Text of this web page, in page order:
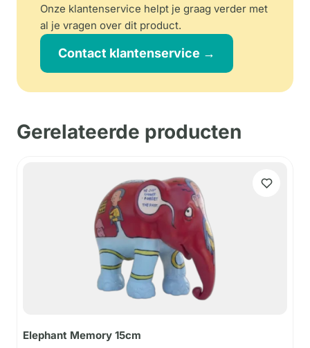
Onze klantenservice helpt je graag verder met
al je vragen over dit product.
Contact klantenservice →
Gerelateerde producten
Elephant Memory 15cm